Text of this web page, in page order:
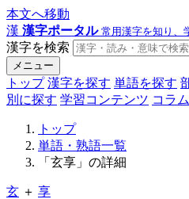
本文へ移動
漢 漢字ポータル 常用漢字を知り、
漢字を検索
メニュー
トップ 漢字を探す 単語を探す
別に探す 学習コンテンツ コラム
トップ
単語・熟語一覧
「玄享」の詳細
玄 ＋ 享